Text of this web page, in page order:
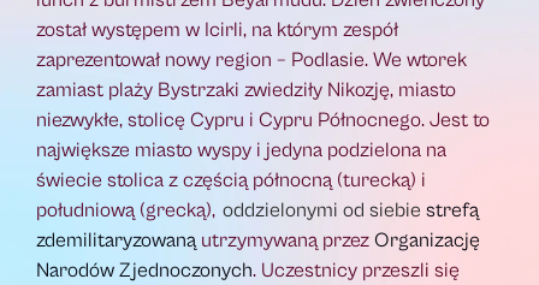
został występem w Icirli, na którym zespół
zaprezentował nowy region – Podlasie. We wtorek
zamiast plaży Bystrzaki zwiedziły Nikozję, miasto
niezwykłe, stolicę Cypru i Cypru Północnego. Jest to
największe miasto wyspy i jedyna podzielona na
świecie stolica z częścią północną (turecką) i
południową (grecką), oddzielonymi od siebie strefą
zdemilitaryzowaną utrzymywaną przez Organizację
Narodów Zjednoczonych. Uczestnicy przeszli się